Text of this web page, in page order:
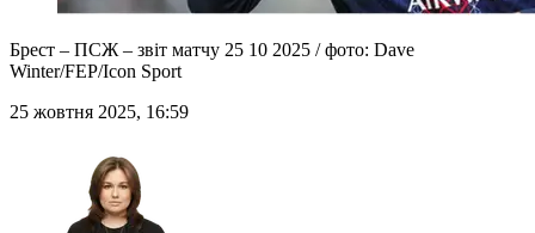
Брест – ПСЖ – звіт матчу 25 10 2025 / фото: Dave
Winter/FEP/Icon Sport
25 жовтня 2025, 16:59